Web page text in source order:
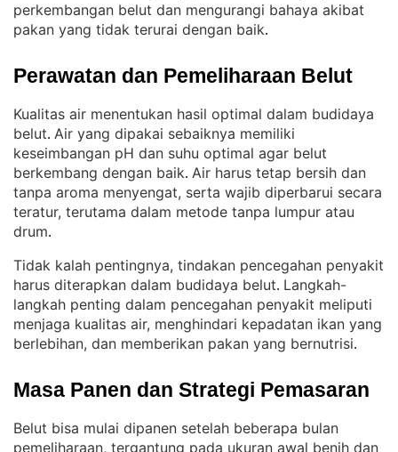
perkembangan belut dan mengurangi bahaya akibat
pakan yang tidak terurai dengan baik.
Perawatan dan Pemeliharaan Belut
Kualitas air menentukan hasil optimal dalam budidaya
belut. Air yang dipakai sebaiknya memiliki
keseimbangan pH dan suhu optimal agar belut
berkembang dengan baik. Air harus tetap bersih dan
tanpa aroma menyengat, serta wajib diperbarui secara
teratur, terutama dalam metode tanpa lumpur atau
drum.
Tidak kalah pentingnya, tindakan pencegahan penyakit
harus diterapkan dalam budidaya belut. Langkah-
langkah penting dalam pencegahan penyakit meliputi
menjaga kualitas air, menghindari kepadatan ikan yang
berlebihan, dan memberikan pakan yang bernutrisi.
Masa Panen dan Strategi Pemasaran
Belut bisa mulai dipanen setelah beberapa bulan
pemeliharaan, tergantung pada ukuran awal benih dan